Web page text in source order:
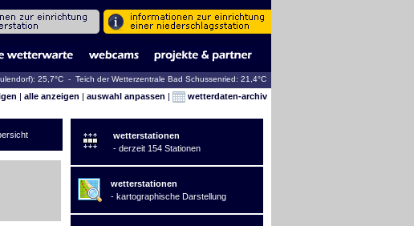
25,7°C - Teich der Wetterzentrale Bad Schussenried: 21,4°C
| alle anzeigen | auswahl anpassen |
wetterdaten-archiv
wetterstationen
- derzeit 154 Stationen
wetterstationen
- kartographische Darstellung